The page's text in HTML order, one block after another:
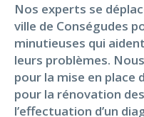
Nos experts se
ville de Conségudes
minutieuses qui
leurs problèmes.
pour la mise en place
pour la rénovation
l’effectuation d’un